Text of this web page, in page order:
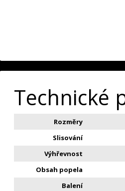
Technické
Rozměry
Slisování
Výhřevnost
Obsah popela
Balení